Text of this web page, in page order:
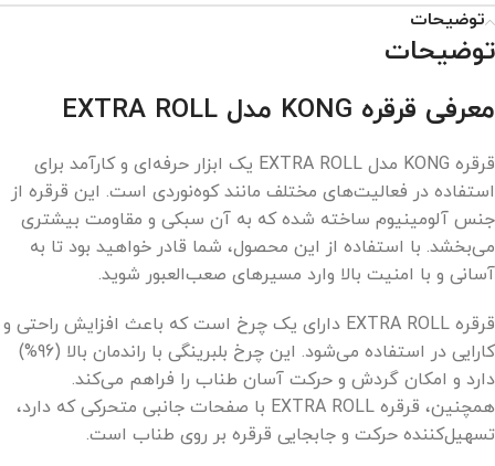
توضیحات
توضیحات
معرفی قرقره KONG مدل EXTRA ROLL
قرقره KONG مدل EXTRA ROLL یک ابزار حرفه‌ای و کارآمد برای
استفاده در فعالیت‌های مختلف مانند کوه‌نوردی است. این قرقره از
جنس آلومینیوم ساخته شده که به آن سبکی و مقاومت بیشتری
می‌بخشد. با استفاده از این محصول، شما قادر خواهید بود تا به
آسانی و با امنیت بالا وارد مسیرهای صعب‌العبور شوید.
قرقره EXTRA ROLL دارای یک چرخ است که باعث افزایش راحتی و
کارایی در استفاده می‌شود. این چرخ بلبرینگی با راندمان بالا (96%)
دارد و امکان گردش و حرکت آسان طناب را فراهم می‌کند.
همچنین، قرقره EXTRA ROLL با صفحات جانبی متحرکی که دارد،
تسهیل‌کننده حرکت و جابجایی قرقره بر روی طناب است.